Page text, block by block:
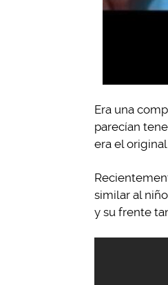
Era una
parecían
era el
similar al
y su frente